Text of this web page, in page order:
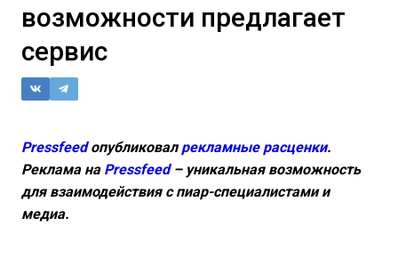
возможности предлагает
сервис
Pressfeedопубликовалрекламные расценки.
Реклама на Pressfeed– уникальная возможность
для взаимодействия с пиар-специалистами и
медиа.